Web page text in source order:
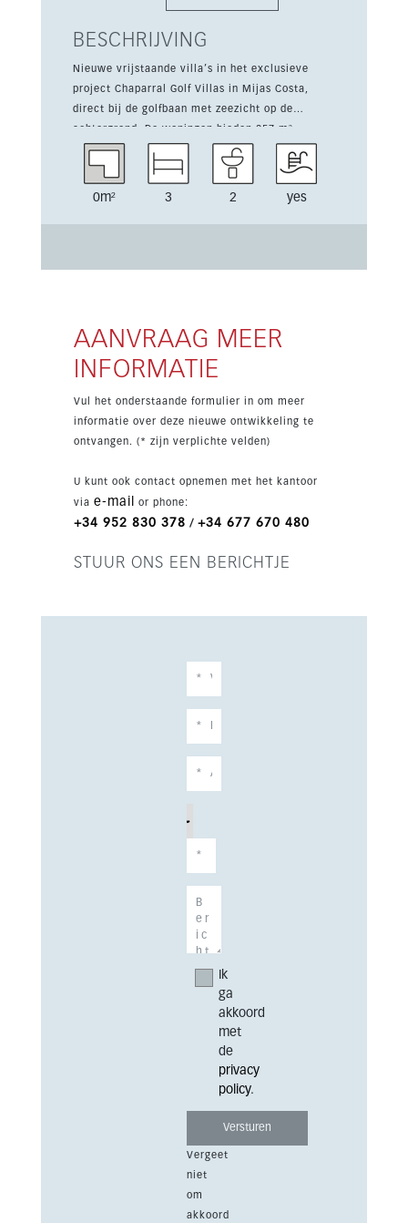
BESCHRIJVING
Nieuwe vrijstaande villa’s in het exclusieve
project Chaparral Golf Villas in Mijas Costa,
direct bij de golfbaan met zeezicht op de
achtergrond. De woningen bieden 257 m²
bebouwde oppervlakte, 3 slaapkamers, 2
badkamers en een terras van 53 m². Daarnaast
slechts 1 km van het strand en de voorzieningen
gemeenschappelijke faciliteiten zoals een
clubhouse, padelbaan, spa, fitnessruimte,
kinderzone, restaurant en grote groene zones.
0m² 3 2 yes
AANVRAAG MEER
INFORMATIE
Vul het onderstaande formulier in om meer
informatie over deze nieuwe ontwikkeling te
ontvangen. (* zijn verplichte velden)
U kunt ook contact opnemen met het kantoor
via e-mail or phone:
+34 952 830 378 / +34 677 670 480
STUUR ONS EEN BERICHTJE
Ik
ga
akkoord
met
de
privacy
policy.
Vergeet
niet
om
akkoord